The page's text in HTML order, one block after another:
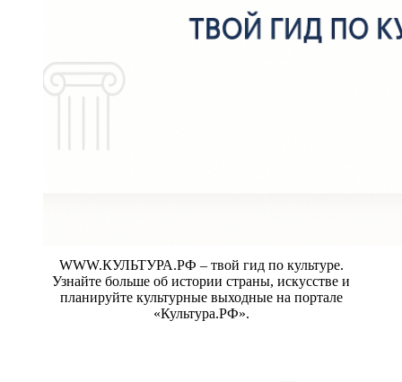
WWW.КУЛЬТУРА.РФ – твой гид по культуре.
Узнайте больше об истории страны, искусстве и
планируйте культурные выходные на портале
«Культура.РФ».